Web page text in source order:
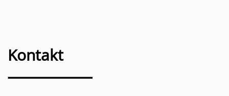
Kontakt